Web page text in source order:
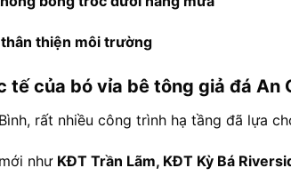
thân thiện môi trường
tếcủa bó vỉa bê tông giả đá An
Bình, rất nhiều công trình hạ tầng đã lựa
mới như KĐT Trần Lãm, KĐT Kỳ Bá